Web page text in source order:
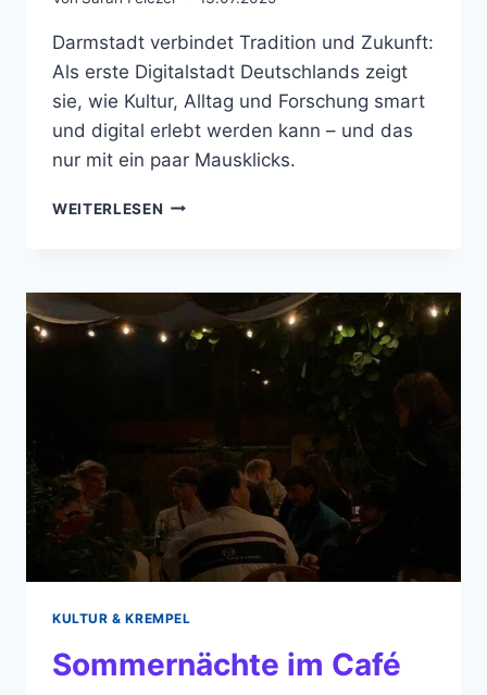
Darmstadt verbindet Tradition und Zukunft:
Als erste Digitalstadt Deutschlands zeigt
sie, wie Kultur, Alltag und Forschung smart
und digital erlebt werden kann – und das
nur mit ein paar Mausklicks.
WEITERLESEN DARMSTADT
KULTUR & KREMPEL
Sommernächte im Café